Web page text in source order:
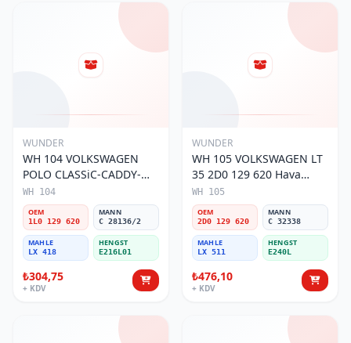
WUNDER
WH 104 VOLKSWAGEN
POLO CLASSiC-CADDY-
SEAT iBiZA 1L0 129 620
Hava Filtresi
WH 104
OEM
1L0 129 620
MANN
C 28136/2
MAHLE
LX 418
HENGST
E216L01
₺304,75
+ KDV
WUNDER
WH 105 VOLKSWAGEN LT
35 2D0 129 620 Hava
Filtresi
WH 105
OEM
2D0 129 620
MANN
C 32338
MAHLE
LX 511
HENGST
E240L
₺476,10
+ KDV